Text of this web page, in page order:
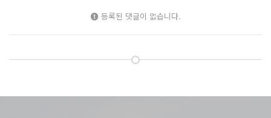
등록된 댓글이 없습니다.